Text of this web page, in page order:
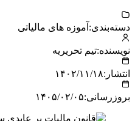
دسته‌بندی: آموزه های مالیاتی
نویسنده:تیم تحریریه
انتشار:۱۴۰۲/۱۱/۱۸
بروزرسانی:۱۴۰۵/۰۲/۰۵